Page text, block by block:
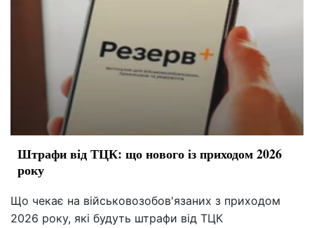
Штрафи від ТЦК: що нового із приходом 2026
року
Що чекає на військовозобов'язаних з приходом
2026 року, які будуть штрафи від ТЦК